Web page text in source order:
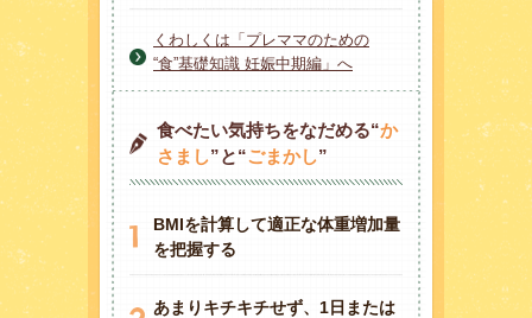
くわしくは「プレママのための
“食”基礎知識 妊娠中期編」へ
食べたい気持ちをなだめる“か
さまし”と“ごまかし”
BMIを計算して適正な体重増加量
を把握する
あまりキチキチせず、1日または